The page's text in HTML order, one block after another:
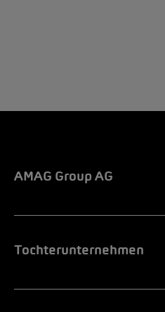
AMAG Group AG
Tochterunternehmen